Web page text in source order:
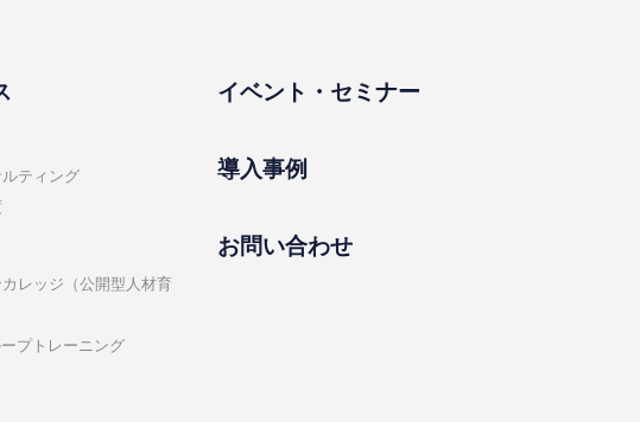
ティング
レッジ（公開型⼈材育
プトレーニング
イベント・セミナー
導⼊事例
お問い合わせ